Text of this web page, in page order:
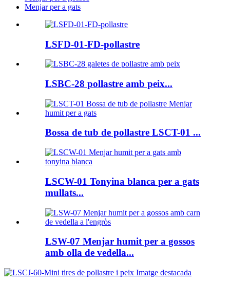
Menjar per a gats
LSFD-01-FD-pollastre
LSBC-28 pollastre amb peix...
Bossa de tub de pollastre LSCT-01 ...
LSCW-01 Tonyina blanca per a gats
mullats...
LSW-07 Menjar humit per a gossos
amb olla de vedella...